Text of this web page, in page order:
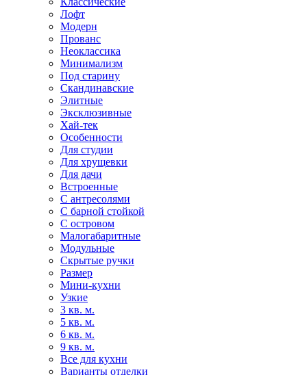
Лофт
Модерн
Прованс
Неоклассика
Минимализм
Под старину
Скандинавские
Элитные
Эксклюзивные
Хай-тек
Особенности
Для студии
Для хрущевки
Для дачи
Встроенные
С антресолями
С барной стойкой
С островом
Малогабаритные
Модульные
Скрытые ручки
Размер
Мини-кухни
Узкие
3 кв. м.
5 кв. м.
6 кв. м.
9 кв. м.
Все для кухни
Варианты отделки